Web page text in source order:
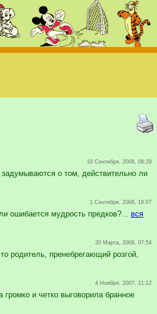
19 Сентября, 2008, 08:29
о том, действительно ли
1 Сентября, 2008, 19:07
ошибается мудрость предков?... вся
20 Марта, 2008, 07:54
родитель, пренебрегающий розгой,
4 Ноября, 2007, 21:12
и четко выговорила бранное